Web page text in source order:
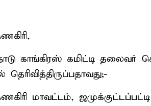
காங்கிரஸ் கமிட்டி
தெரிவித்திருப்பதாவது;-
மாவட்டம்,